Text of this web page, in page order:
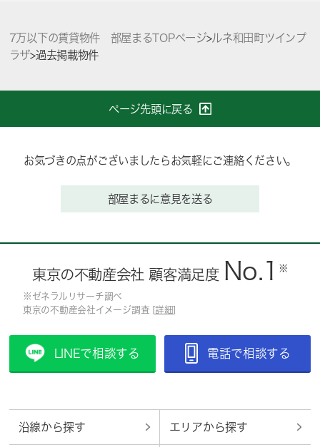
7万以下の賃貸物件 部屋まるTOPページ>ルネ和田町ツインプ
ラザ>過去掲載物件
ページ先頭に戻る
お気づきの点がございましたらお気軽にご連絡ください。
部屋まるに意見を送る
東京の不動産会社 顧客満足度 No.1 ※
※ゼネラルリサーチ調べ
東京の不動産会社イメージ調査 [ 詳細
LINEで相談する 電話で相談する
沿線から探す エリアから探す